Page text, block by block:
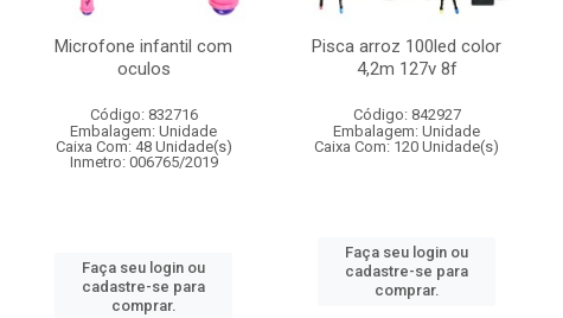
Microfone infantil com
oculos
Código: 832716
Embalagem: Unidade
Caixa Com: 48 Unidade(s)
Inmetro: 006765/2019
Faça seu login ou
cadastre-se para
comprar.
Pisca arroz 100led color
4,2m 127v 8f
Código: 842927
Embalagem: Unidade
Caixa Com: 120 Unidade(s)
Faça seu login ou
cadastre-se para
comprar.